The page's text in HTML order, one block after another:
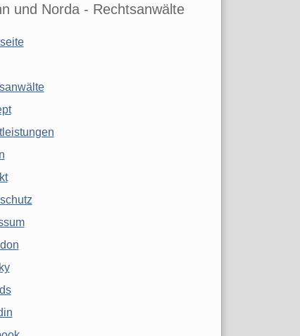
und Norda - Rechtsanwälte